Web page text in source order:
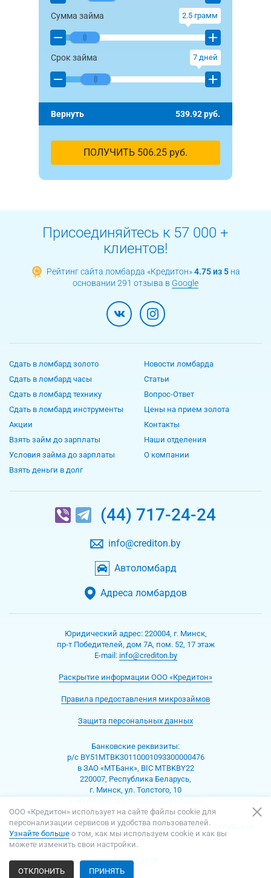
Сумма займа 2.5 грамм
Срок займа 7 дней
Вернуть 539.92руб.
ПОЛУЧИТЬ 506.25 руб.
Присоединяйтесь к 57 000 +
клиентов!
Рейтинг сайта ломбарда «Кредитон»4.75 из 5 на
основании 291 отзыва в Google
Сдать в ломбард золото
Сдать в ломбард часы
Сдать в ломбард технику
Сдать в ломбард инструменты
Акции
Взять займ до зарплаты
Условия займа до зарплаты
Взять деньги в долг
Новости ломбарда
Статьи
Вопрос-Ответ
Цены на прием золота
Контакты
Наши отделения
О компании
(44) 717-24-24
info@crediton.by
Автоломбард
Адреса ломбардов
Юридический адрес: 220004, г. Минск,
пр-т Победителей, дом 7А, пом. 52, 17 этаж
Е-mаil: info@crediton.by
Раскрытие информации ООО «Кредитон»
Правила предоставления микрозаймов
Защита персональных данных
Банковские реквизиты:
р/с BY51MTBK30110001093300000476
в ЗАО «МТБанк», BIC MTBKBY22
220007, Республика Беларусь,
г. Минск, ул. Толстого, 10
© 2013 – 2026 ООО «Кредитон» — Сеть ломбардов в Республике
Беларусь. Все права защищены.
Карта сайта
ООО «Кредитон» использует на сайте файлы cookie для
персонализации сервисов и удобства пользователей.
Узнайте больше о том, как мы используем cookie и как вы
можете изменить свои настройки.
ПРИНЯТЬ
ОТКЛОНИТЬ